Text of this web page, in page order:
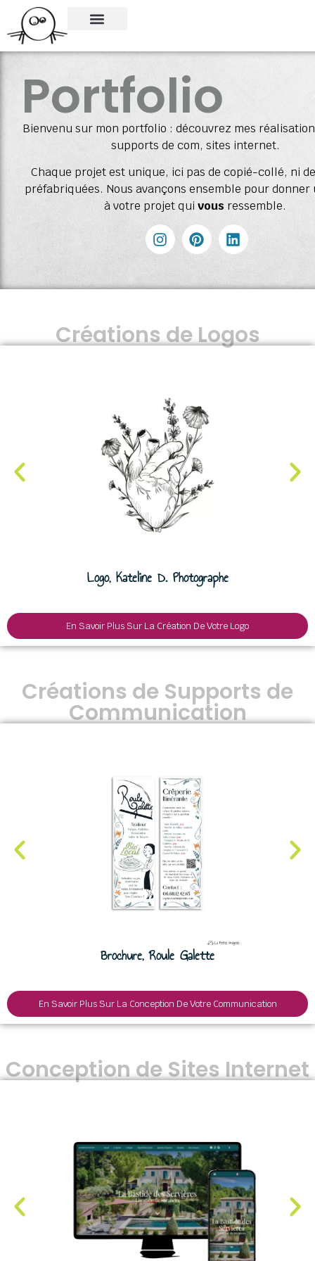
Portfolio
Bienvenu sur mon portfolio : découvrez mes
supports de com, sites internet.
Chaque projet est unique, ici pas de copié-collé, ni
préfabriquées. Nous avançons ensemble pour donner
à votre projet qui vous ressemble.
Créations de Logos
Logo, Kateline D. Photographe
En Savoir Plus Sur La Création De Votre Logo
Créations de Supports de
Communication
Brochure, Roule Galette
En Savoir Plus Sur La Conception De Votre Communication
Conception de Sites Internet